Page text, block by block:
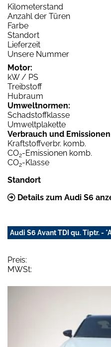
Kilometerstand
Anzahl der Türen
Farbe
Standort
Lieferzeit
Unsere Nummer
Motor:
kW / PS
Treibstoff
Hubraum
Umweltnormen:
Schadstoffklasse
Umweltplakette
Verbrauch und Emissionen
Kraftstoffverbr. komb.
CO2-Emissionen komb.
CO2-Klasse
Standort
Details zum Audi S6
Audi S6 Avant TDI qu. Tiptr. -
Preis:
MWSt: